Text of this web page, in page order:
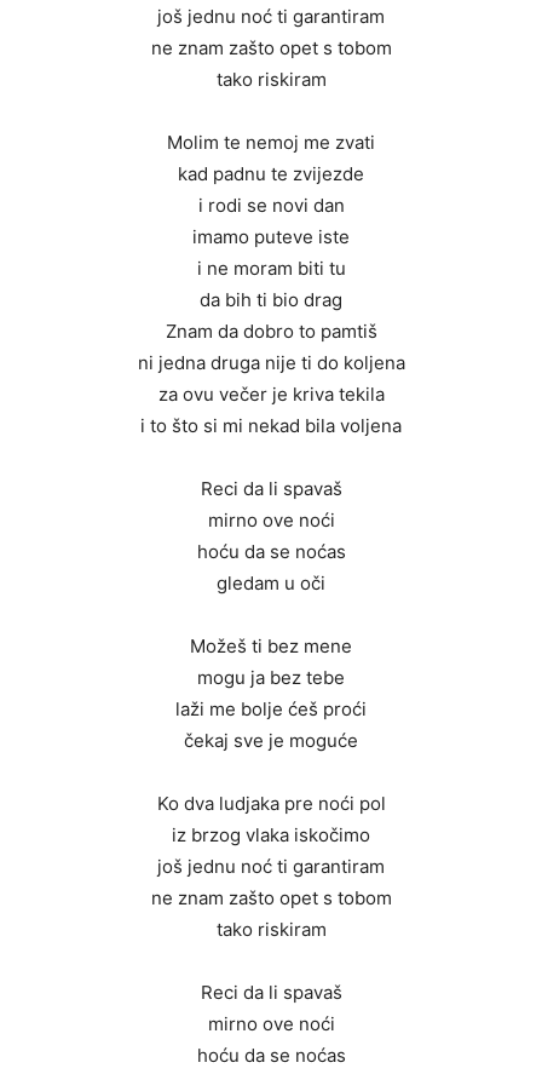
još jednu noć ti garantiram
ne znam zašto opet s tobom
tako riskiram
Molim te nemoj me zvati
kad padnu te zvijezde
i rodi se novi dan
imamo puteve iste
i ne moram biti tu
da bih ti bio drag
Znam da dobro to pamtiš
ni jedna druga nije ti do koljena
za ovu večer je kriva tekila
i to što si mi nekad bila voljena
Reci da li spavaš
mirno ove noći
hoću da se noćas
gledam u oči
Možeš ti bez mene
mogu ja bez tebe
laži me bolje ćeš proći
čekaj sve je moguće
Ko dva ludjaka pre noći pol
iz brzog vlaka iskočimo
još jednu noć ti garantiram
ne znam zašto opet s tobom
tako riskiram
Reci da li spavaš
mirno ove noći
hoću da se noćas